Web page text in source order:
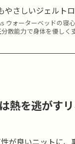
やさしいジェルト
ォーターベッドの寝
散能力で身体を優し
熱を逃がす
が良いニットに